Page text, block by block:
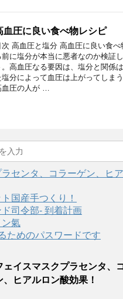
血圧に良い食べ物レシピ
次 高血圧と塩分 高血圧に良い食べ
前に塩分が本当に悪者なのか検証
。高血圧なる要因は、塩分と関係
塩分によって血圧は上がってしま
血圧の人が …
センタ、コラーゲン、ヒ
国産手つくり！
司令部- 到着計画
ン氣
ためのパスワードです
ェイスマスクプラセンタ、
、ヒアルロン酸効果！